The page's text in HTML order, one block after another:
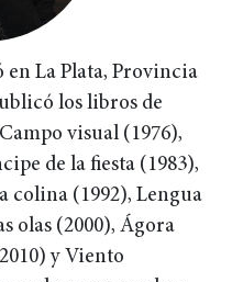
en La Plata, Provincia
los libros de
visual (1976),
de la fiesta (1983),
colina (1992), Lengua
olas (2000), Ágora
y Viento